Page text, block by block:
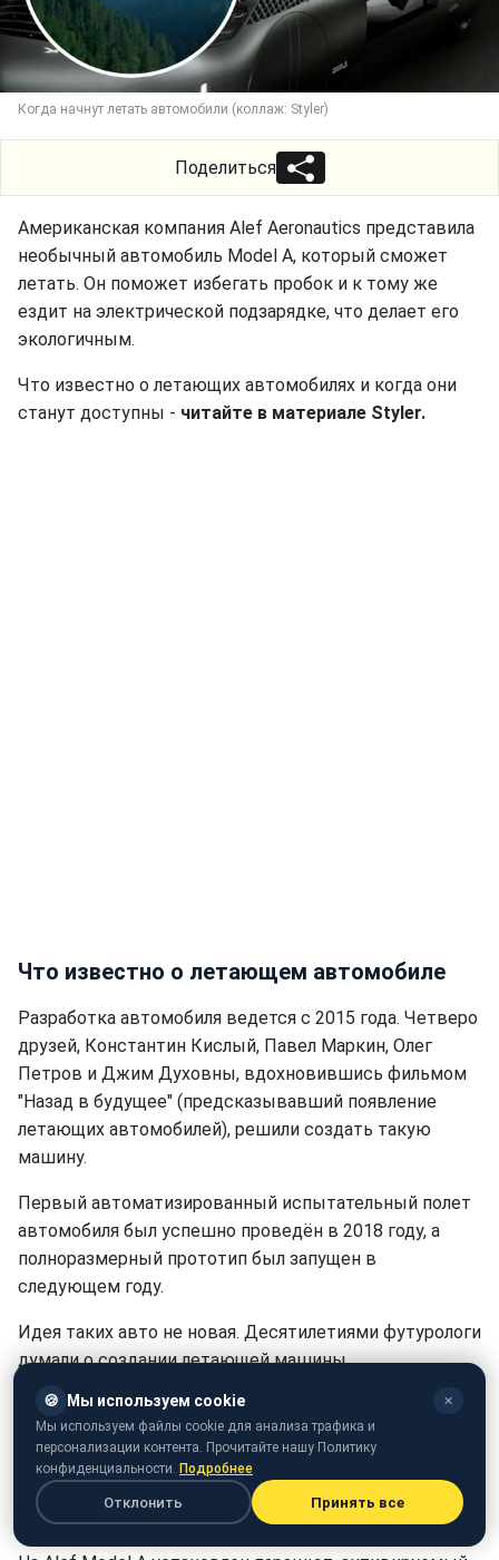
Когда начнут летать автомобили (коллаж: Styler)
Поделиться
Американская компания Alef Aeronautics представила
необычный автомобиль Model A, который сможет
летать. Он поможет избегать пробок и к тому же
ездит на электрической подзарядке, что делает его
экологичным.
Что известно о летающих автомобилях и когда они
станут доступны - читайте в материале Styler.
Что известно о летающем автомобиле
Разработка автомобиля ведется с 2015 года. Четверо
друзей, Константин Кислый, Павел Маркин, Олег
Петров и Джим Духовны, вдохновившись фильмом
"Назад в будущее" (предсказывавший появление
летающих автомобилей), решили создать такую
машину.
Первый автоматизированный испытательный полет
автомобиля был успешно проведён в 2018 году, а
полноразмерный прототип был запущен в
следующем году.
Идея таких авто не новая. Десятилетиями футурологи
думали о создании летающей машины.
Новые машины в большинстве своем
предназначены для того, чтобы оставаться на
дорогах, в идеале лишь путешествуя по воздуху на
небольшие высоты и расстояния, чтобы избежать
пробок.
🍪 Мы используем cookie ✕
Мы используем файлы cookie для анализа трафика и
персонализации контента. Прочитайте нашу Политику
конфиденциальности. Подробнее
Отклонить Принять все